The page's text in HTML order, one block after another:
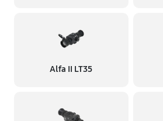
Alfa II LT35